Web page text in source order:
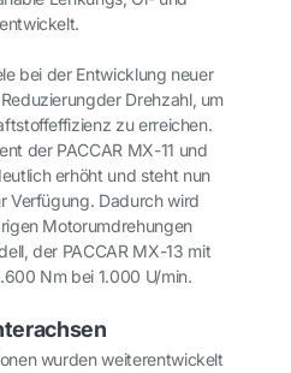
bei der Entwicklung neuer
Drehzahl, um
zu erreichen.
der PACCAR MX-11 und
erhöht und steht nun
Verfügung. Dadurch wird
Motorumdrehungen
der PACCAR MX-13 mit
Nm bei 1.000 U/min.
wurden weiterentwickelt